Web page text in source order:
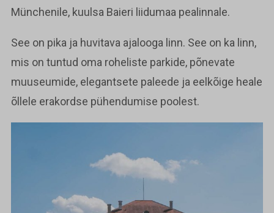
Münchenile, kuulsa Baieri liidumaa pealinnale.
See on pika ja huvitava ajalooga linn. See on ka linn,
mis on tuntud oma roheliste parkide, põnevate
muuseumide, elegantsete paleede ja eelkõige heale
õllele erakordse pühendumise poolest.